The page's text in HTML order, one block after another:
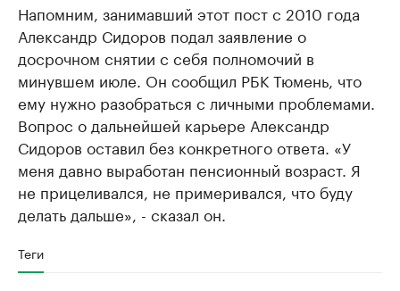
Напомним, занимавший этот пост с 2010 года
Александр Сидоров подал заявление о
досрочном снятии с себя полномочий в
минувшем июле. Он сообщил РБК Тюмень, что
ему нужно разобраться с личными проблемами.
Вопрос о дальнейшей карьере Александр
Сидоров оставил без конкретного ответа. «У
меня давно выработан пенсионный возраст. Я
не прицеливался, не примеривался, что буду
делать дальше», - сказал он.
Теги